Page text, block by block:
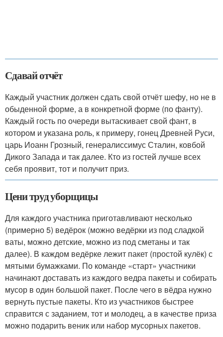
Сдавай отчёт
Каждый участник должен сдать свой отчёт шефу, но не в
обыденной форме, а в конкретной форме (по фанту).
Каждый гость по очереди вытаскивает свой фант, в
котором и указана роль, к примеру, гонец Древней Руси,
царь Иоанн Грозный, генералиссимус Сталин, ковбой
Дикого Запада и так далее. Кто из гостей лучше всех
себя проявит, тот и получит приз.
Цени труд уборщицы
Для каждого участника приготавливают несколько
(примерно 5) ведёрок (можно ведёрки из под сладкой
ваты, можно детские, можно из под сметаны и так
далее). В каждом ведёрке лежит пакет (простой кулёк) с
мятыми бумажками. По команде «старт» участники
начинают доставать из каждого ведра пакеты и собирать
мусор в один большой пакет. После чего в вёдра нужно
вернуть пустые пакеты. Кто из участников быстрее
справится с заданием, тот и молодец, а в качестве приза
можно подарить веник или набор мусорных пакетов.